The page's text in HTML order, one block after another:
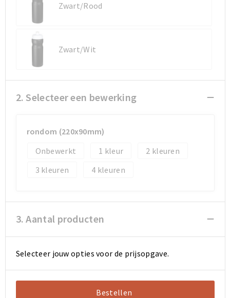
Zwart/Rood
Zwart/Wit
2. Selecteer een bewerking
rondom (220x90mm)
Onbewerkt
1
2
3
4
3. Aantal producten
Selecteer jouw opties voor de prijsopgave.
Bestellen